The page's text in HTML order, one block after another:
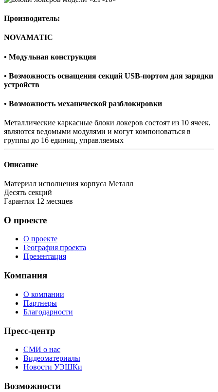
Производитель:
NOVAMATIC
• Модульная конструкция
• Возможность оснащения секций USB-портом для зарядки
устройств
• Возможность механической разблокировки
Металлические каркасные блоки локеров состоят из 10 ячеек,
являются ведомыми модулями и могут компоноваться в
группы до 16 единиц, управляемых
Описание
Материал исполнения корпуса Металл
Десять секций
Гарантия 12 месяцев
О проекте
О проекте
География проекта
Презентация
Компания
О компании
Партнеры
Благодарности
Пресс-центр
СМИ о нас
Видеоматериалы
Новости УЭШКи
Возможности